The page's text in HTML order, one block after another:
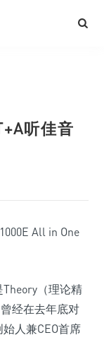
听佳音
（理论精
经在去年底对
人兼CEO首席